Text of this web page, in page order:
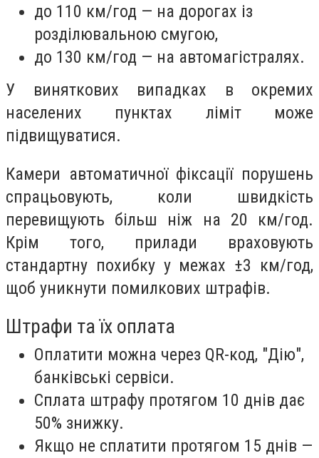
до 110 км/год — на дорогах із
розділювальною смугою,
до 130 км/год — на автомагістралях.
У виняткових випадках в окремих
населених пунктах ліміт може
підвищуватися.
Камери автоматичної фіксації порушень
спрацьовують, коли швидкість
перевищують більш ніж на 20 км/год.
Крім того, прилади враховують
стандартну похибку у межах ±3 км/год,
щоб уникнути помилкових штрафів.
Штрафи та їх оплата
Оплатити можна через QR-код, "Дію",
банківські сервіси.
Сплата штрафу протягом 10 днів дає
50% знижку.
Якщо не сплатити протягом 15 днів —